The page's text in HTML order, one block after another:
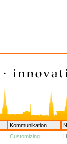
Kommunikation
Customizing